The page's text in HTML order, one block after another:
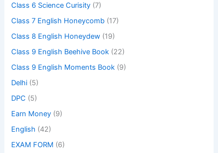
Class 6 Science Curisity (7)
Class 7 English Honeycomb (17)
Class 8 English Honeydew (19)
Class 9 English Beehive Book (22)
Class 9 English Moments Book (9)
Delhi (5)
DPC (5)
Earn Money (9)
English (42)
EXAM FORM (6)